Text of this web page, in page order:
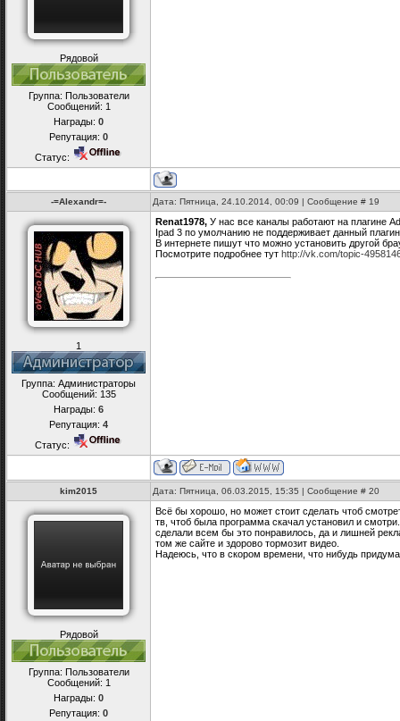
Рядовой
Группа: Пользователи
Сообщений: 1
Награды: 0
Репутация: 0
Статус:
-=Alexandr=- Дата: Пятница, 24.10.2014, 00:09 | Сообщение # 19
1
Группа: Администраторы
Сообщений: 135
Награды: 6
Репутация: 4
Статус:
Renat1978, У нас все каналы работают на плагине
Ipad 3 по умолчанию не поддерживает данный
В интернете пишут что можно установить другой
Посмотрите подробнее тут http://vk.com/topic-
kim2015 Дата: Пятница, 06.03.2015, 15:35 | Сообщение # 20
Рядовой
Группа: Пользователи
Сообщений: 1
Награды: 0
Репутация: 0
Всё бы хорошо, но может стоит сделать чтоб
тв, чтоб была программа скачал установил и
сделали всем бы это понравилось, да и лишней
том же сайте и здорово тормозит видео.
Надеюсь, что в скором времени, что нибудь